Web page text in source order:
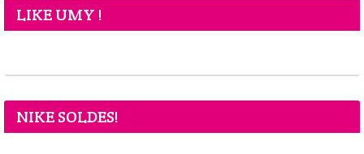
LIKE UMY !
NIKE SOLDES!